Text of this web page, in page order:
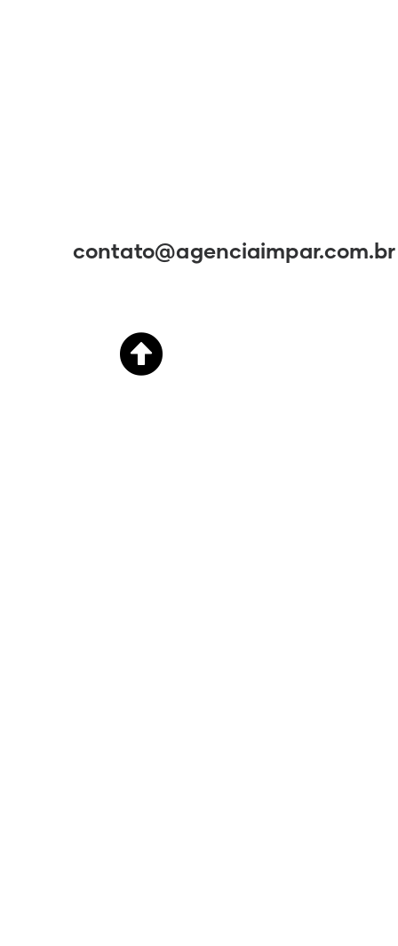
contato@agenciaimpar.com.br